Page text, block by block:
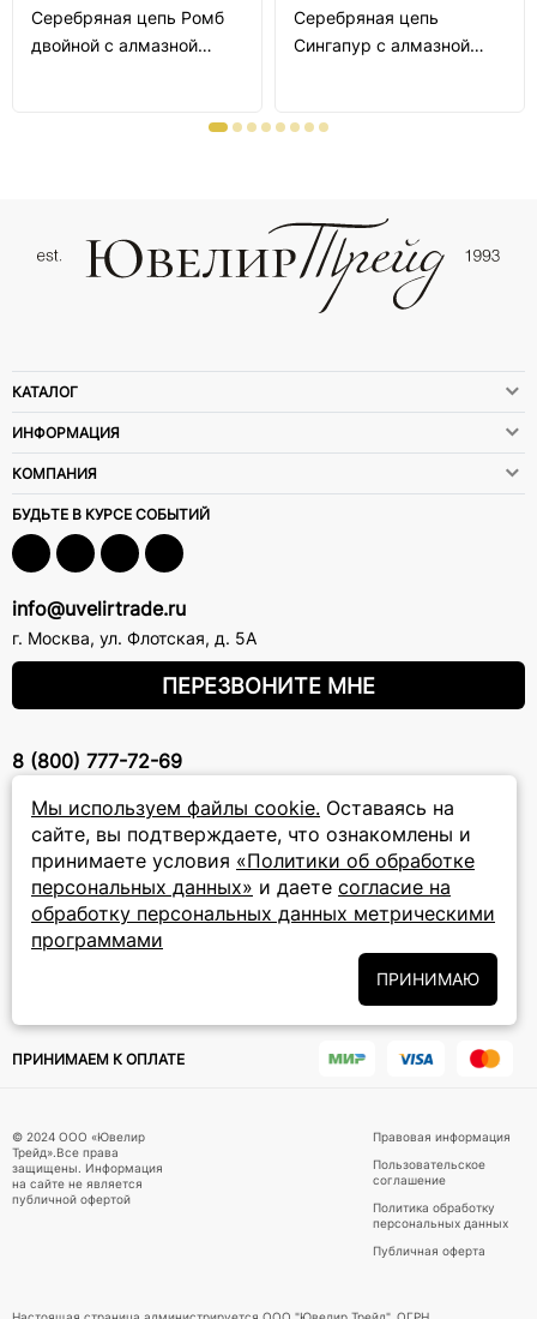
Серебряная цепь Ромб
двойной с алмазной
Серебряная цепь
Сингапур с алмазной
Мы используем файлы cookie. Оставаясь на
сайте, вы подтверждаете, что ознакомлены и
принимаете условия «Политики об обработке
персональных данных» и даете согласие на
обработку персональных данных метрическими
программами
ПРИНИМАЮ
КАТАЛОГ
ИНФОРМАЦИЯ
КОМПАНИЯ
БУДЬТЕ В КУРСЕ СОБЫТИЙ
info@uvelirtrade.ru
г. Москва, ул. Флотская, д. 5А
ПЕРЕЗВОНИТЕ МНЕ
8 (800) 777-72-69
ПОДПИСКА НА РАССЫЛКУ
Подписаться на новости
Подписываясь на рассылку, вы соглашаетесь с условиямиПолитики
и даёте своё согласие на их
ПРИНИМАЕМ К ОПЛАТЕ
© 2024 ООО «Ювелир
Трейд».Все права
защищены. Информация
на сайте не является
публичной офертой
Правовая информация
Пользовательское
соглашение
Политика обработку
персональных данных
Публичная оферта